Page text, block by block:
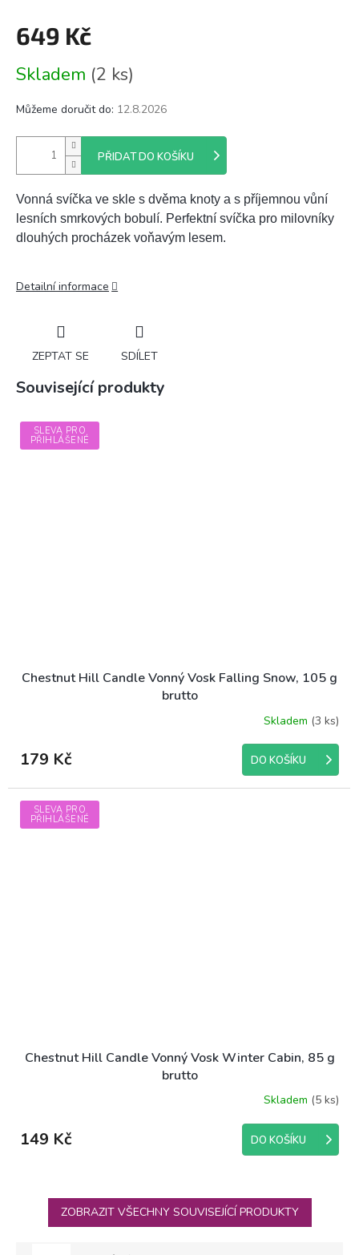
649 Kč
cena:
Skladem (2 ks)
Můžeme doručit do: 12.8.2026
PŘIDAT DO KOŠÍKU
Vonná svíčka ve skle s dvěma knoty a s příjemnou vůní
lesních smrkových bobulí. Perfektní svíčka pro milovníky
dlouhých procházek voňavým lesem.
Detailní informace
ZEPTAT SE SDÍLET
Související produkty
SLEVA PRO
PŘIHLÁŠENÉ
Chestnut Hill Candle Vonný Vosk Falling Snow, 105 g
brutto
Skladem (3 ks)
179 Kč DO KOŠÍKU
SLEVA PRO
PŘIHLÁŠENÉ
Chestnut Hill Candle Vonný Vosk Winter Cabin, 85 g
brutto
Skladem (5 ks)
149 Kč DO KOŠÍKU
ZOBRAZIT VŠECHNY SOUVISEJÍCÍ PRODUKTY